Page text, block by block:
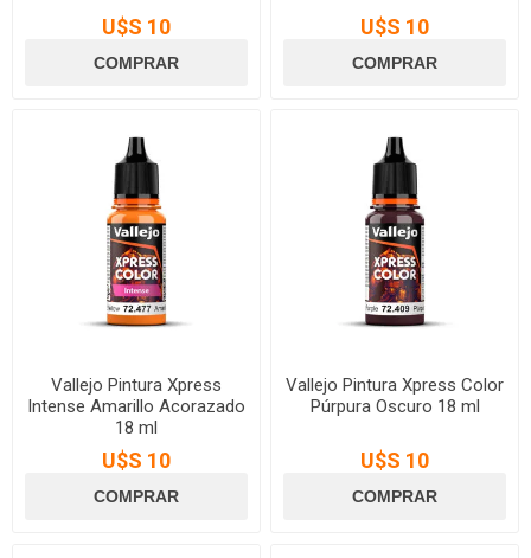
U$S 10 U$S 10
Vallejo Pintura Xpress
Intense Amarillo Acorazado
18 ml
U$S 10
Vallejo Pintura Xpress Color
Púrpura Oscuro 18 ml
U$S 10